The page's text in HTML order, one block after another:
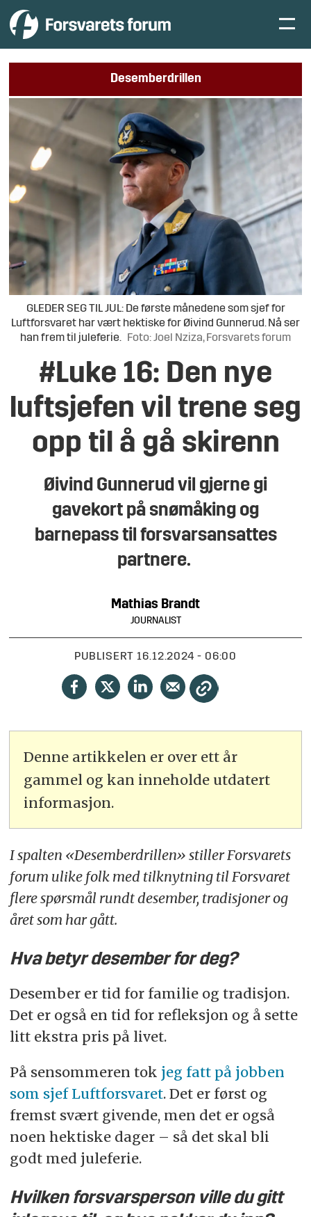
Desemberdrillen
GLEDER SEG TIL JUL: De første månedene som sjef for
Luftforsvaret har vært hektiske for Øivind Gunnerud. Nå ser
han frem til juleferie.
Foto: Joel Nziza, Forsvarets forum
#Luke 16: Den nye
luftsjefen vil trene seg
opp til å gå skirenn
Øivind Gunnerud vil gjerne gi
gavekort på snømåking og
barnepass til forsvarsansattes
partnere.
Mathias Brandt
JOURNALIST
PUBLISERT 16.12.2024 - 06:00
Denne artikkelen er over ett år
gammel og kan inneholde utdatert
informasjon.
I spalten «Desemberdrillen» stiller Forsvarets
forum ulike folk med tilknytning til Forsvaret
flere spørsmål rundt desember, tradisjoner og
året som har gått.
Hva betyr desember for deg?
Desember er tid for familie og tradisjon.
Det er også en tid for refleksjon og å sette
litt ekstra pris på livet.
På sensommeren tok jeg fatt på jobben
som sjef Luftforsvaret. Det er først og
fremst svært givende, men det er også
noen hektiske dager – så det skal bli
godt med juleferie.
Hvilken forsvarsperson ville du gitt